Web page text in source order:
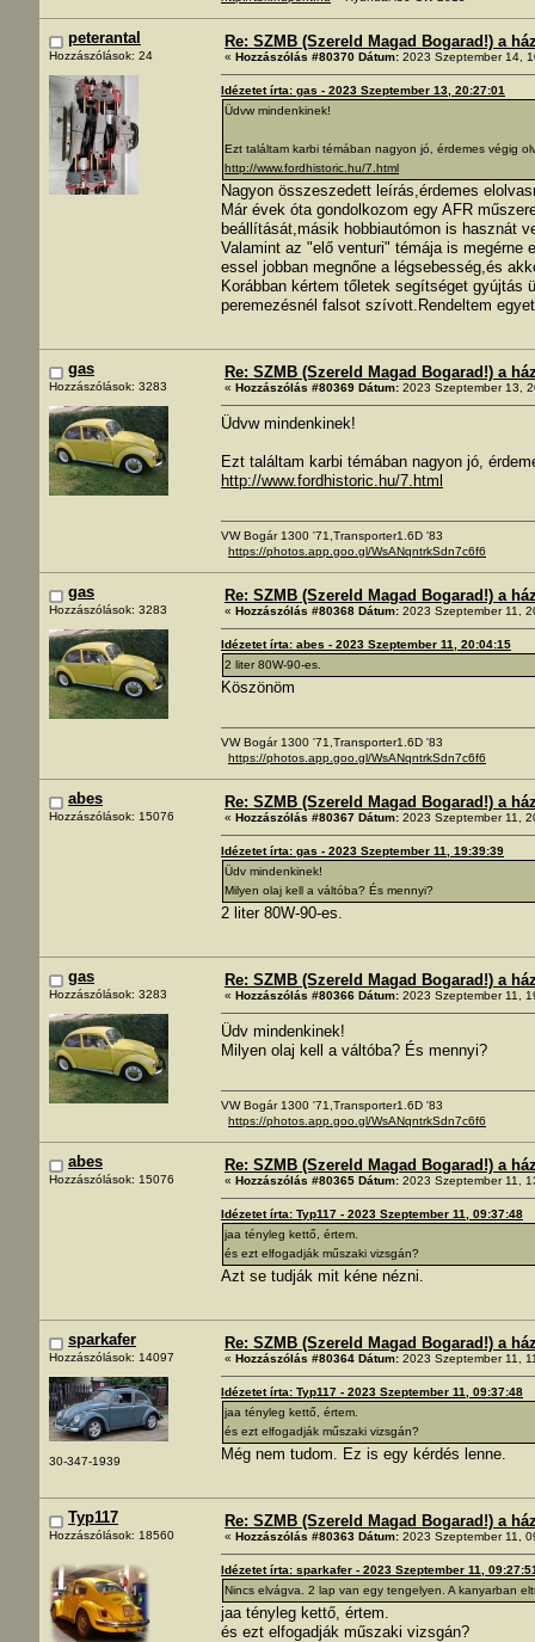
peterantal
Hozzászólások: 24
Re: SZMB (Szereld Magad Bogarad!) a
« Hozzászólás #80370 Dátum: 2023 Szeptember 14,
Idézetet írta: gas - 2023 Szeptember 13, 20:27:01
Üdvw mindenkinek!
Ezt találtam karbi témában nagyon jó, érdemes végig
http://www.fordhistoric.hu/7.html
Nagyon összeszedett leírás,érdemes
Már évek óta gondolkozom egy AFR
beállítását,másik hobbiautómon is hasznát
Valamint az "elő venturi" témája is megérne
essel jobban megnőne a légsebesség,és
Korábban kértem tőletek segítséget gyújtás
peremezésnél falsot szívott.Rendeltem
gas
Hozzászólások: 3283
Re: SZMB (Szereld Magad Bogarad!) a
« Hozzászólás #80369 Dátum: 2023 Szeptember 13,
Üdvw mindenkinek!
Ezt találtam karbi témában nagyon jó,
http://www.fordhistoric.hu/7.html
VW Bogár 1300 '71,Transporter1.6D '83
https://photos.app.goo.gl/WsANqntrkSdn7c6f6
gas
Hozzászólások: 3283
Re: SZMB (Szereld Magad Bogarad!) a
« Hozzászólás #80368 Dátum: 2023 Szeptember 11,
Idézetet írta: abes - 2023 Szeptember 11, 20:04:15
2 liter 80W-90-es.
Köszönöm
VW Bogár 1300 '71,Transporter1.6D '83
https://photos.app.goo.gl/WsANqntrkSdn7c6f6
abes
Hozzászólások: 15076
Re: SZMB (Szereld Magad Bogarad!) a
« Hozzászólás #80367 Dátum: 2023 Szeptember 11,
Idézetet írta: gas - 2023 Szeptember 11, 19:39:39
Üdv mindenkinek!
Milyen olaj kell a váltóba? És mennyi?
2 liter 80W-90-es.
gas
Hozzászólások: 3283
Re: SZMB (Szereld Magad Bogarad!) a
« Hozzászólás #80366 Dátum: 2023 Szeptember 11,
Üdv mindenkinek!
Milyen olaj kell a váltóba? És mennyi?
VW Bogár 1300 '71,Transporter1.6D '83
https://photos.app.goo.gl/WsANqntrkSdn7c6f6
abes
Hozzászólások: 15076
Re: SZMB (Szereld Magad Bogarad!) a
« Hozzászólás #80365 Dátum: 2023 Szeptember 11,
Idézetet írta: Typ117 - 2023 Szeptember 11, 09:37:48
jaa tényleg kettő, értem.
és ezt elfogadják műszaki vizsgán?
Azt se tudják mit kéne nézni.
sparkafer
Hozzászólások: 14097
30-347-1939
Re: SZMB (Szereld Magad Bogarad!) a
« Hozzászólás #80364 Dátum: 2023 Szeptember 11,
Idézetet írta: Typ117 - 2023 Szeptember 11, 09:37:48
jaa tényleg kettő, értem.
és ezt elfogadják műszaki vizsgán?
Még nem tudom. Ez is egy kérdés lenne.
Typ117
Hozzászólások: 18560
Re: SZMB (Szereld Magad Bogarad!) a
« Hozzászólás #80363 Dátum: 2023 Szeptember 11,
Idézetet írta: sparkafer - 2023 Szeptember 11,
Nincs elvágva. 2 lap van egy tengelyen. A kanyarban
jaa tényleg kettő, értem.
és ezt elfogadják műszaki vizsgán?